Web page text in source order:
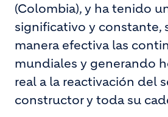
(Colombia), y ha tenido
significativo y constante,
manera efectiva las
mundiales y generando
real a la reactivación del
constructor y toda su